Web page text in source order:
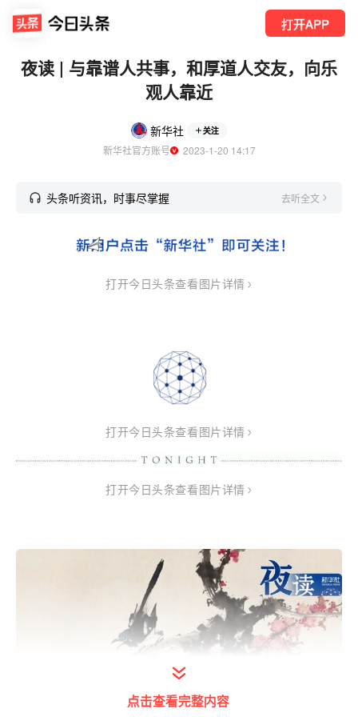
打开APP
夜读 | 与靠谱人共事，和厚道人交友，向乐
观人靠近
新华社 关注
新华社官方账号
  2023-1-20 14:17
头条听资讯，时事尽掌握 去听全文
打开今日头条查看图片详情
打开今日头条查看图片详情
打开今日头条查看图片详情
点击查看完整内容